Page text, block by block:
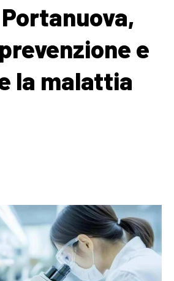
e
la malattia